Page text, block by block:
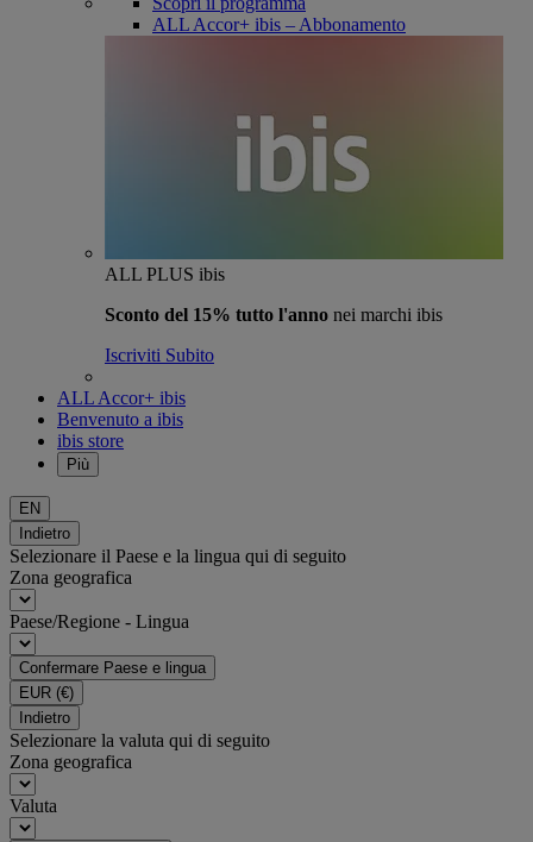
ALL Accor+ ibis – Abbonamento
ALL PLUS ibis
Sconto del 15% tutto l'anno nei marchi ibis
Iscriviti Subito
ALL Accor+ ibis
Benvenuto a ibis
ibis store
Più
EN
Indietro
Selezionare il Paese e la lingua qui di seguito
Zona geografica
Paese/Regione - Lingua
Confermare Paese e lingua
EUR (€)
Indietro
Selezionare la valuta qui di seguito
Zona geografica
Valuta